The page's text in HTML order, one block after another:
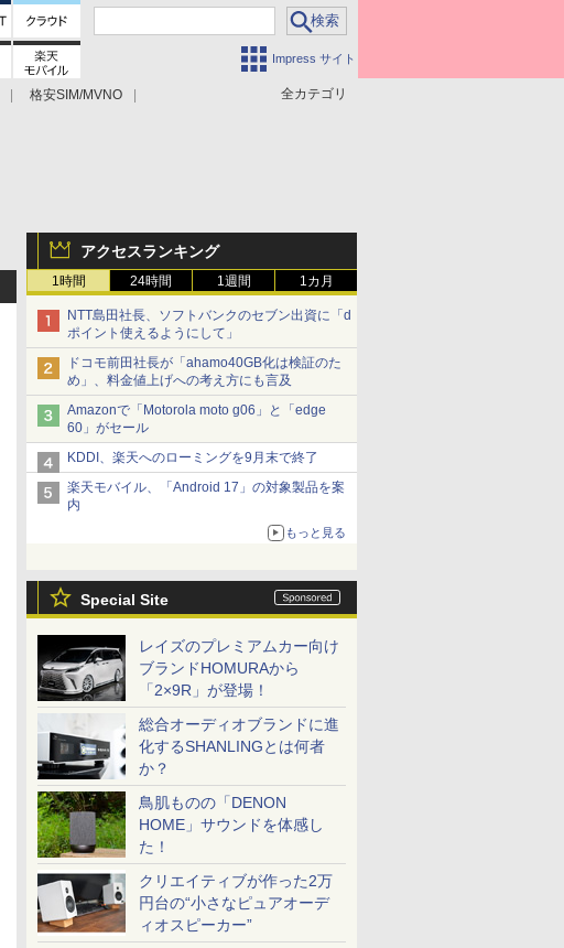
Impress サイト
全カテゴリ
格安SIM/MVNO
アクセスランキング
1時間 24時間 1週間 1カ月
NTT島田社長、ソフトバンクのセブン出資に「d
ポイント使えるようにして」
ドコモ前田社長が「ahamo40GB化は検証のた
め」、料金値上げへの考え方にも言及
Amazonで「Motorola moto g06」と「edge
60」がセール
KDDI、楽天へのローミングを9月末で終了
楽天モバイル、「Android 17」の対象製品を案
内
もっと見る
Special Site
レイズのプレミアムカー向け
ブランドHOMURAから
「2×9R」が登場！
総合オーディオブランドに進
化するSHANLINGとは何者
か？
鳥肌ものの「DENON
HOME」サウンドを体感し
た！
クリエイティブが作った2万
円台の“小さなピュアオーデ
ィオスピーカー”